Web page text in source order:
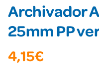
Archivador
25mm PP
4,15€